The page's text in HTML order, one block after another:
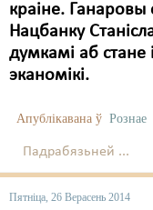
краіне. Ганаровы
Нацбанку
думкамі аб стане
эканомікі.
Апублікавана ў Рознае
Падрабязьней ...
Пятніца, 26 Верасень 2014